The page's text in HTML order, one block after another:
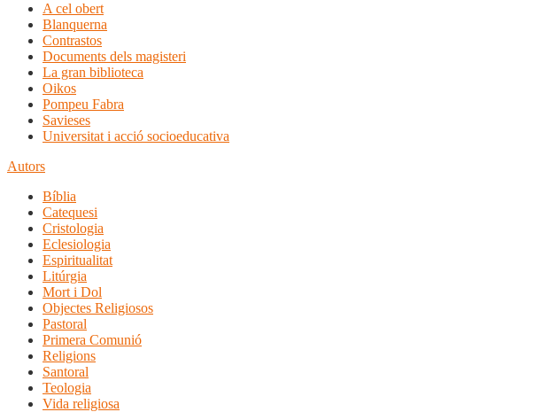
A cel obert
Blanquerna
Contrastos
Documents dels magisteri
La gran biblioteca
Oikos
Pompeu Fabra
Savieses
Universitat i acció socioeducativa
Autors
Bíblia
Catequesi
Cristologia
Eclesiologia
Espiritualitat
Litúrgia
Mort i Dol
Objectes Religiosos
Pastoral
Primera Comunió
Religions
Santoral
Teologia
Vida religiosa